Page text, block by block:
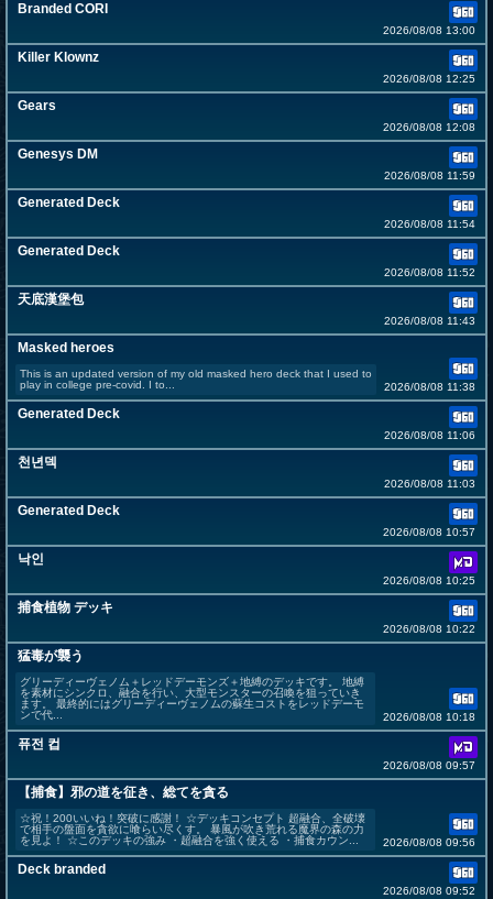
Branded CORI
2026/08/08 13:00
Killer Klownz
2026/08/08 12:25
Gears
2026/08/08 12:08
Genesys DM
2026/08/08 11:59
Generated Deck
2026/08/08 11:54
Generated Deck
2026/08/08 11:52
天底漢堡包
2026/08/08 11:43
Masked heroes
This is an updated version of my old masked hero deck that I used to
play in college pre-covid. I to...
2026/08/08 11:38
Generated Deck
2026/08/08 11:06
천년덱
2026/08/08 11:03
Generated Deck
2026/08/08 10:57
낙인
2026/08/08 10:25
捕食植物 デッキ
2026/08/08 10:22
猛毒が襲う
グリーディーヴェノム＋レッドデーモンズ＋地縛のデッキです。 地縛
を素材にシンクロ、融合を行い、大型モンスターの召喚を狙っていき
ます。 最終的にはグリーディーヴェノムの蘇生コストをレッドデーモ
ンで代...
2026/08/08 10:18
퓨전 컵
2026/08/08 09:57
【捕食】邪の道を征き、総てを貪る
☆祝！200いいね！突破に感謝！ ☆デッキコンセプト 超融合、全破壊
で相手の盤面を貪欲に喰らい尽くす。 暴風が吹き荒れる魔界の森の力
を見よ！ ☆このデッキの強み ・超融合を強く使える ・捕食カウン...
2026/08/08 09:56
Deck branded
2026/08/08 09:52